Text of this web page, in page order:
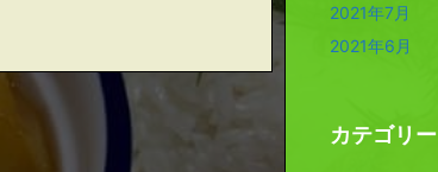
2021年7月
2021年6月
カテゴリー